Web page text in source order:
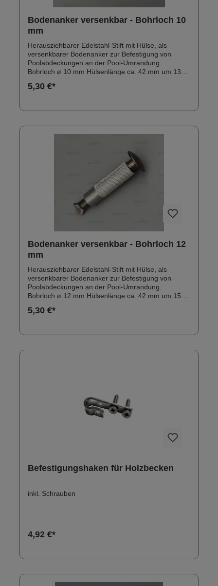
Bodenanker versenkbar - Bohrloch 10
mm
Herausziehbarer Edelstahl-Stift mit Hülse, als
versenkbarer Bodenanker zur Befestigung von
Poolabdeckungen an der Pool-Umrandung.
Bohrloch ø 10 mm Hülsenlänge ca. 42 mm um 13
Kappendurchmesser 14 mm
5,30 €*
Bodenanker versenkbar - Bohrloch 12
mm
Herausziehbarer Edelstahl-Stift mit Hülse, als
versenkbarer Bodenanker zur Befestigung von
Poolabdeckungen an der Pool-Umrandung.
Bohrloch ø 12 mm Hülsenlänge ca. 42 mm um 15
Kappendurchmesser 19 mm
5,30 €*
Befestigungshaken für Holzbecken
inkl. Schrauben
4,92 €*